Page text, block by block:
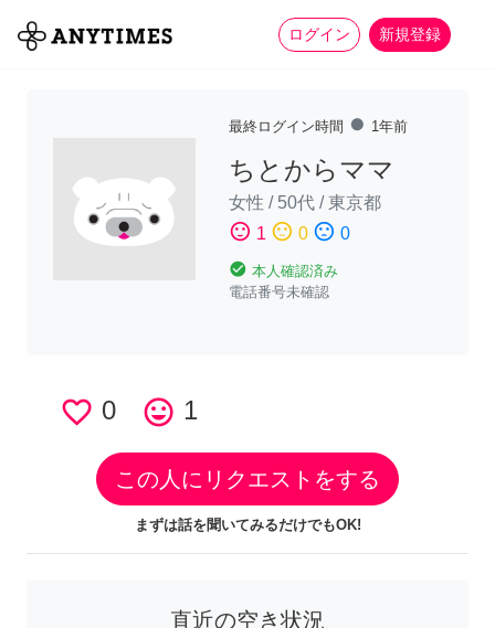
ログイン 新規登録
全て 家事 more_horiz
最終ログイン時間 fiber_manual_record 1年前
ちとからママ
女性 / 50代 /東京都
sentiment_satisfied 1 sentiment_neutral 0 sentiment_dissatisfied 0
check_circle 本人確認済み
電話番号未確認
favorite_border 0 tag_faces 1
この人にリクエストをする
まずは話を聞いてみるだけでもOK!
直近の空き状況